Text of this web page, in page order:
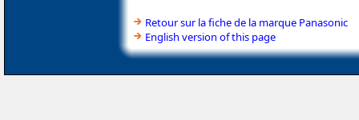
Retour sur la fiche de la marque Panasonic
English version of this page